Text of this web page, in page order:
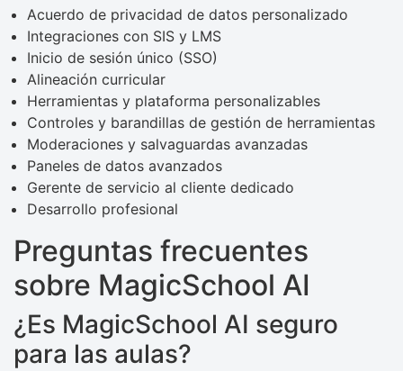
Acuerdo de privacidad de datos personalizado
Integraciones con SIS y LMS
Inicio de sesión único (SSO)
Alineación curricular
Herramientas y plataforma personalizables
Controles y barandillas de gestión de herramientas
Moderaciones y salvaguardas avanzadas
Paneles de datos avanzados
Gerente de servicio al cliente dedicado
Desarrollo profesional
Preguntas frecuentes
sobre MagicSchool AI
¿Es MagicSchool AI seguro
para las aulas?